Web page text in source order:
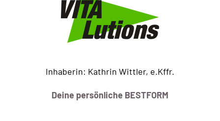
Inhaberin: Kathrin Wittler, e.Kffr.
Deine persönliche BESTFORM